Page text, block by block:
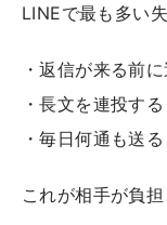
LINEで最も多い
・返信が来る前
・長文を連投する
・毎日何通も送る
これが相手が負